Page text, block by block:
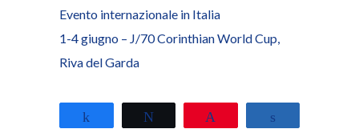
Evento internazionale in Italia
1-4 giugno – J/70 Corinthian World Cup,
Riva del Garda